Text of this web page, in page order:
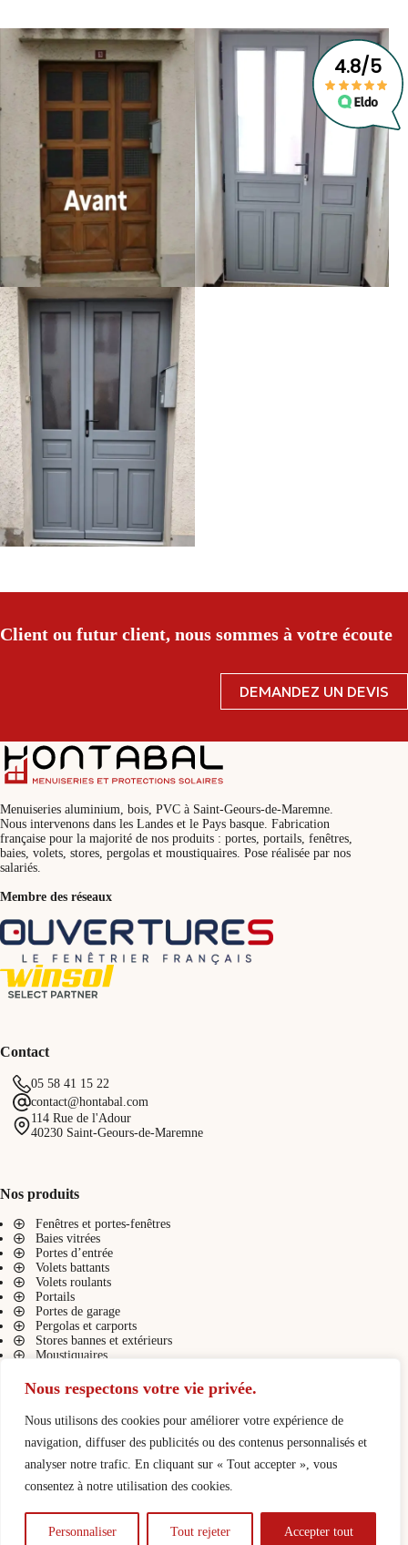
Nous respectons votre vie privée.
Nous utilisons des cookies pour améliorer votre expérience de
navigation, diffuser des publicités ou des contenus personnalisés et
analyser notre trafic. En cliquant sur « Tout accepter », vous
consentez à notre utilisation des cookies.
Personnaliser Tout rejeter Accepter tout
Client ou futur client, nous sommes à votre écoute
DEMANDEZ UN DEVIS
Menuiseries aluminium, bois, PVC à Saint-Geours-de-Maremne.
Nous intervenons dans les Landes et le Pays basque. Fabrication
française pour la majorité de nos produits : portes, portails, fenêtres,
baies, volets, stores, pergolas et moustiquaires. Pose réalisée par nos
salariés.
Membre des réseaux
Contact
05 58 41 15 22
contact@hontabal.com
114 Rue de l'Adour
40230 Saint-Geours-de-Maremne
Nos produits
Fenêtres et portes-fenêtres
Baies vitrées
Portes d’entrée
Volets battants
Volets roulants
Portails
Portes de garage
Pergolas et carports
Stores bannes et extérieurs
Moustiquaires
Présentation
Contact
Demande de devis
Tous droits réservés Hontabal -Mentions légales
Politique de